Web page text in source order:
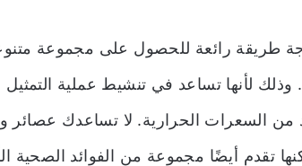
طريقة رائعة للحصول على مجموعة
وذلك لأنها تساعد في تنشيط عملية التمثيل
من السعرات الحرارية. لا تساعدك
تقدم أيضًا مجموعة من الفوائد الصحية